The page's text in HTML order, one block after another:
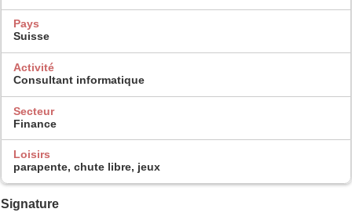
Pays
Suisse
Activité
Consultant informatique
Secteur
Finance
Loisirs
parapente, chute libre, jeux
Signature